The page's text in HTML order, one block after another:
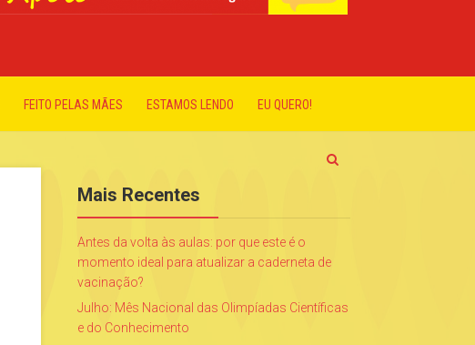
FEITO PELAS MÃES ESTAMOS LENDO EU QUERO!
Mais Recentes
Antes da volta às aulas: por que este é o
momento ideal para atualizar a caderneta de
vacinação?
Julho: Mês Nacional das Olimpíadas Científicas
e do Conhecimento